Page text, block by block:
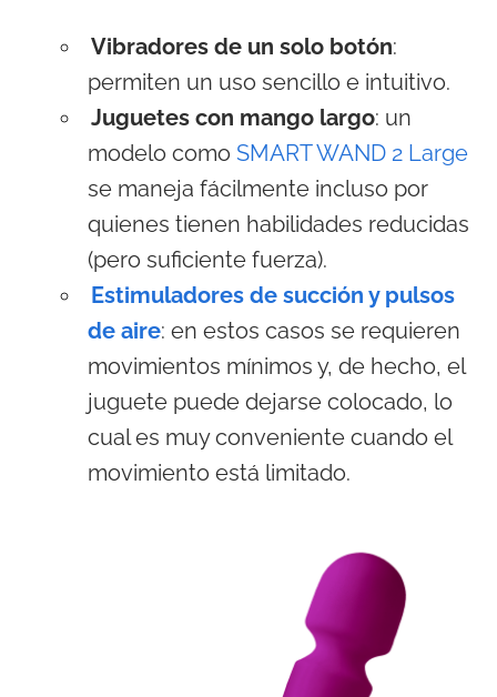
Vibradores de un solo botón:
permiten un uso sencillo e intuitivo.
Juguetes con mango largo: un
modelo como SMART WAND 2 Large
se maneja fácilmente incluso por
quienes tienen habilidades reducidas
(pero suficiente fuerza).
Estimuladores de succión y pulsos
de aire: en estos casos se requieren
movimientos mínimos y, de hecho, el
juguete puede dejarse colocado, lo
cual es muy conveniente cuando el
movimiento está limitado.